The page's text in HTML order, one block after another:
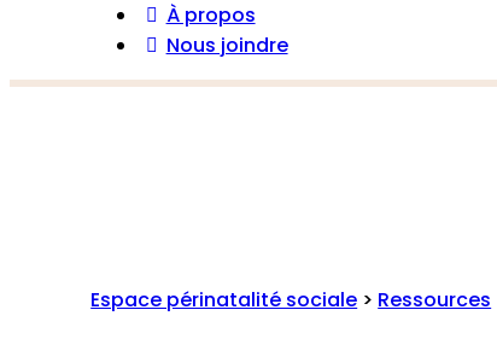
À propos
Nous joindre
Espace périnatalité sociale > Ressources